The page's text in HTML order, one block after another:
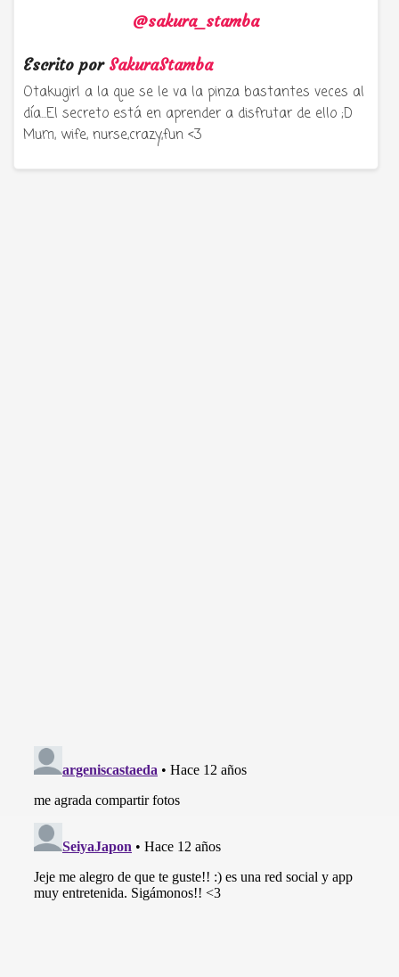
@sakura_stamba
Escrito por SakuraStamba
Otakugirl a la que se le va la pinza bastantes veces al
día...El secreto está en aprender a disfrutar de ello ;D
Mum, wife, nurse,crazy,fun <3